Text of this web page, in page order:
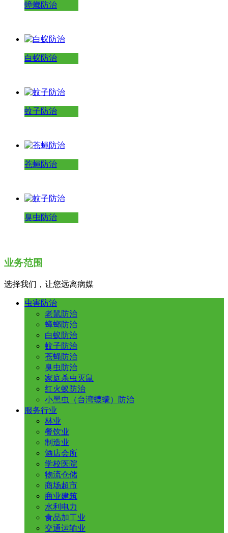
蟑螂防治
白蚁防治
蚊子防治
苍蝇防治
臭虫防治
业务范围
选择我们，让您远离病媒
虫害防治
老鼠防治
蟑螂防治
白蚁防治
蚊子防治
苍蝇防治
臭虫防治
家庭杀虫灭鼠
红火蚁防治
小黑虫（台湾蠛蠓）防治
服务行业
林业
餐饮业
制造业
酒店会所
学校医院
物流仓储
商场超市
商业建筑
水利电力
食品加工业
交通运输业